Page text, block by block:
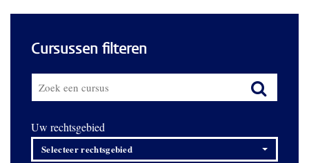
Cursussen filteren
Uw rechtsgebied
Selecteer rechtsgebied